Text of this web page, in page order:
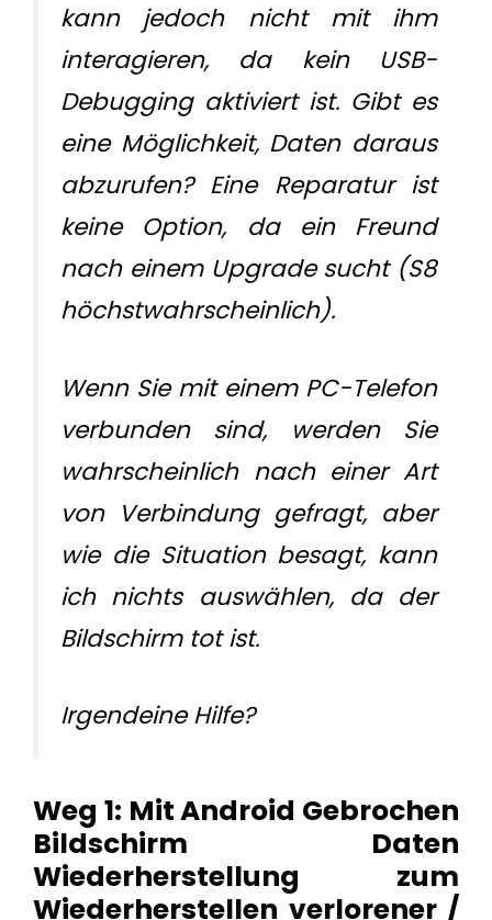
kann jedoch nicht mit ihm
interagieren, da kein USB-
Debugging aktiviert ist. Gibt es
eine Möglichkeit, Daten daraus
abzurufen? Eine Reparatur ist
keine Option, da ein Freund
nach einem Upgrade sucht (S8
höchstwahrscheinlich).
Wenn Sie mit einem PC-Telefon
verbunden sind, werden Sie
wahrscheinlich nach einer Art
von Verbindung gefragt, aber
wie die Situation besagt, kann
ich nichts auswählen, da der
Bildschirm tot ist.
Irgendeine Hilfe?
Weg 1: Mit Android Gebrochen
Bildschirm Daten
Wiederherstellung zum
Wiederherstellen verlorener /